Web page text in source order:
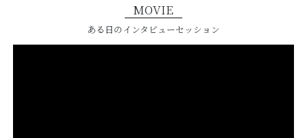
MOVIE
ある日のインタビューセッション